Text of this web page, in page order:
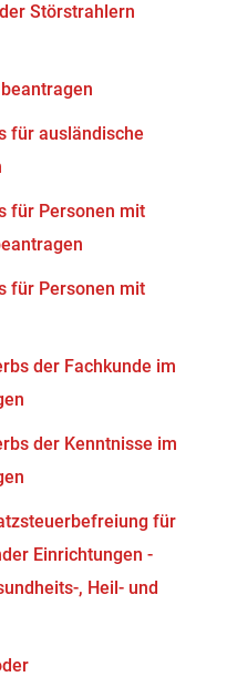
Störstrahlern
für ausländische
für Personen mit
für Personen mit
der Fachkunde im
der Kenntnisse im
für
Einrichtungen -
, Heil- und